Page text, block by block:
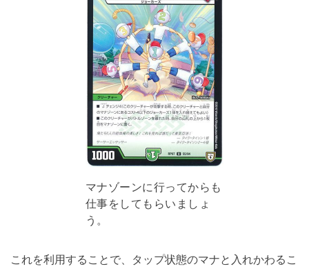
マナゾーンに行ってからも
仕事をしてもらいましょ
う。
これを利用することで、タップ状態のマナと入れかわるこ